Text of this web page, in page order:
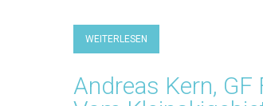
WEITERLESEN
Andreas Kern,